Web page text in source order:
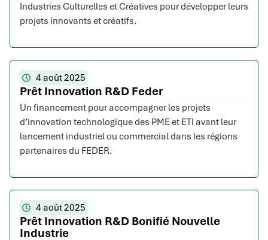
Industries Culturelles et Créatives pour développer leurs
projets innovants et créatifs.
4 août 2025
Prêt Innovation R&D Feder
Un financement pour accompagner les projets
d’innovation technologique des PME et ETI avant leur
lancement industriel ou commercial dans les régions
partenaires du FEDER.
4 août 2025
Prêt Innovation R&D Bonifié Nouvelle
Industrie